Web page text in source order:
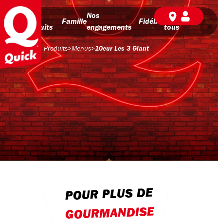
Nos
produits
Famille
Nos
engagements
Fidélité
BD pour
tous
Produits>Menus>10eur Les 3 Giant
POUR PLUS DE
GOURMANDISE